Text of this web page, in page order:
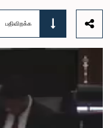
பதிவிறக்க